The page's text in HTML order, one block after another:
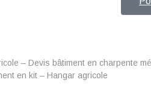
– Devis bâtiment en charpente
en kit – Hangar agricole